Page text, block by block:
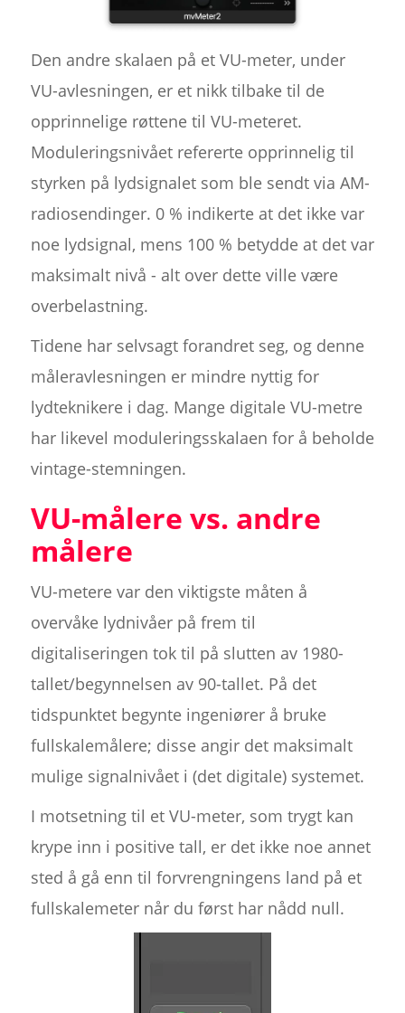
Den andre skalaen på et VU-meter, under
VU-avlesningen, er et nikk tilbake til de
opprinnelige røttene til VU-meteret.
Moduleringsnivået refererte opprinnelig til
styrken på lydsignalet som ble sendt via AM-
radiosendinger. 0 % indikerte at det ikke var
noe lydsignal, mens 100 % betydde at det var
maksimalt nivå - alt over dette ville være
overbelastning.
Tidene har selvsagt forandret seg, og denne
måleravlesningen er mindre nyttig for
lydteknikere i dag. Mange digitale VU-metre
har likevel moduleringsskalaen for å beholde
vintage-stemningen.
VU-målere vs. andre
målere
VU-metere var den viktigste måten å
overvåke lydnivåer på frem til
digitaliseringen tok til på slutten av 1980-
tallet/begynnelsen av 90-tallet. På det
tidspunktet begynte ingeniører å bruke
fullskalemålere; disse angir det maksimalt
mulige signalnivået i (det digitale) systemet.
I motsetning til et VU-meter, som trygt kan
krype inn i positive tall, er det ikke noe annet
sted å gå enn til forvrengningens land på et
fullskalemeter når du først har nådd null.